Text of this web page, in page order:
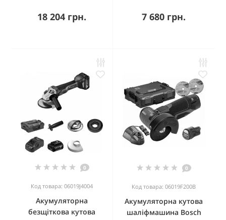
18 204 грн. 7 680 грн.
0
Код товара: 06019J4004
Акумуляторна
безщіткова кутова
0
Код товара: 06019F200B
Акумуляторна кутова
шаліфмашина Bosch